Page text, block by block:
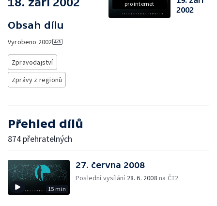
Obsah dílu
Vyrobeno 2002
Zpravodajství
Zprávy z regionů
pro internet
2002
Přehled dílů
874 přehratelných
15 min
27. června 2008
Poslední vysílání 28. 6. 2008 na ČT2